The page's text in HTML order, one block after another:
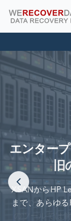
あな
世界最大の企業
エンター
旧
XSANからHP
まで、あらゆ